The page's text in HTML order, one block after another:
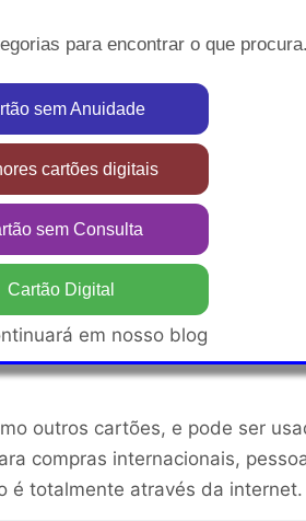
para encontrar o que procura.
sem Anuidade
cartões digitais
sem Consulta
Cartão Digital
em nosso blog
outros cartões, e pode ser
compras internacionais,
é totalmente através da internet.